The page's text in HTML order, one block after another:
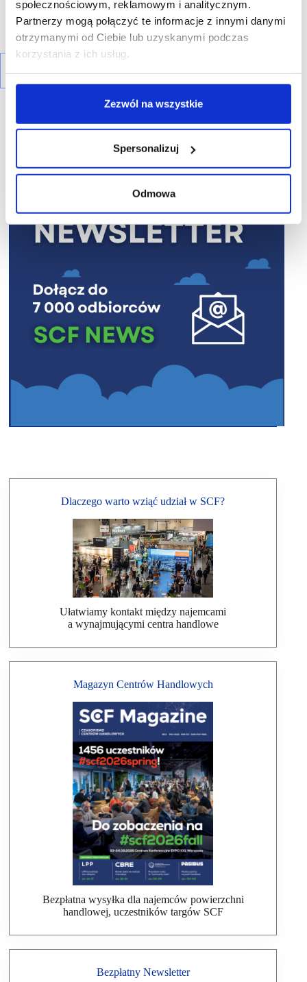
społecznościowym, reklamowym i analitycznym.
Partnerzy mogą połączyć te informacje z innymi danymi
otrzymanymi od Ciebie lub uzyskanymi podczas
korzystania z ich usług.
Zezwól na wszystkie
Spersonalizuj
Odmowa
R E K L A M A
Dlaczego warto wziąć udział w SCF?
Ułatwiamy kontakt między najemcami
a wynajmującymi centra handlowe
Magazyn Centrów Handlowych
Bezpłatna wysyłka dla najemców powierzchni
handlowej, uczestników targów SCF
Bezpłatny Newsletter